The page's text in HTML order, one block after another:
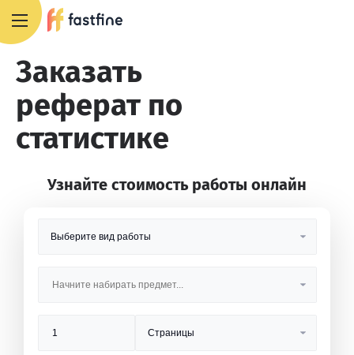
Заказать
реферат по
статистике
Узнайте стоимость работы онлайн